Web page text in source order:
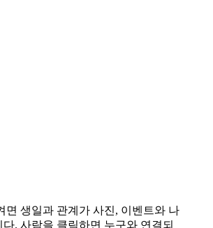
면 생일과 관계가 사진, 이벤트와 나
다. 사람을 클릭하면 누구와 연결되